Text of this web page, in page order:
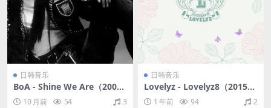
日韩音乐
BoA - Shine We Are（2003/
FLAC/分轨/314M）
10 月前 54 3
日韩音乐
Lovelyz - Lovelyz8（2015/F
LAC/EP分轨/162M）
1 年前 94 2